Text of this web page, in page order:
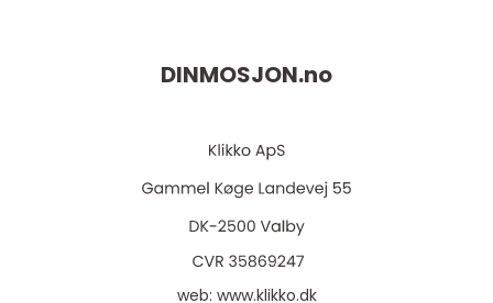
DINMOSJON.no
web: www.klikko.dk